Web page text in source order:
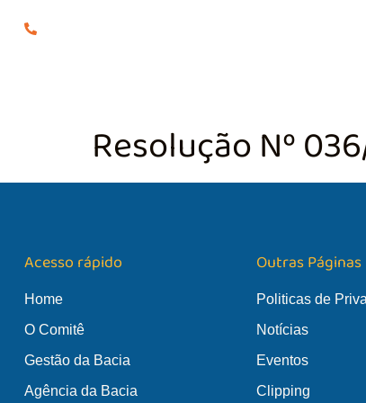
Resolução Nº
Acesso rápido
Home
O Comitê
Gestão da Bacia
Agência da Bacia
Outras Páginas
Politicas de
Notícias
Eventos
Clipping